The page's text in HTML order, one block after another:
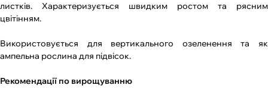
листків. Характеризується швидким ростом та рясним
цвітінням.
Використовується для вертикального озеленення та як
ампельна рослина для підвісок.
Рекомендації по вирощуванню